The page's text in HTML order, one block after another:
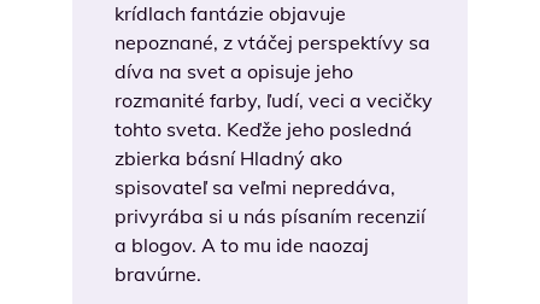
krídlach fantázie objavuje
nepoznané, z vtáčej perspektívy sa
díva na svet a opisuje jeho
rozmanité farby, ľudí, veci a vecičky
tohto sveta. Keďže jeho posledná
zbierka básní Hladný ako
spisovateľ sa veľmi nepredáva,
privyrába si u nás písaním recenzií
a blogov. A to mu ide naozaj
bravúrne.